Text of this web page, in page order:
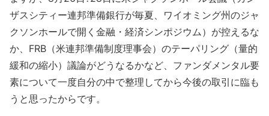
ザスシティー連邦準備銀行が毎夏、ワイオミング州のジャ
クソンホールで開く金融・経済シンポジウム）が控えるな
か、FRB（米連邦準備制度理事会）のテーパリング（量的
緩和の縮小）議論がどうなるかなど、ファンダメンタル要
素について一度自分の中で整理してから今後の取引に臨も
うと思ったからです。